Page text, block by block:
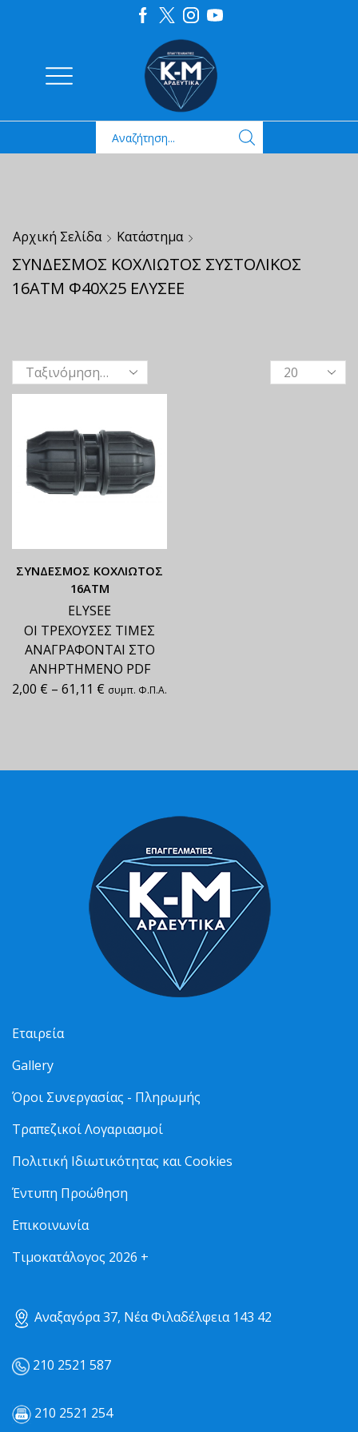
Αρχική Σελίδα Κατάστημα
ΣΥΝΔΕΣΜΟΣ ΚΟΧΛΙΩΤΟΣ ΣΥΣΤΟΛΙΚΟΣ
16ΑΤΜ Φ40Χ25 ΕΛΥΣΕΕ
ΣΥΝΔΕΣΜΟΣ ΚΟΧΛΙΩΤΟΣ
16ΑΤΜ
ELYSEE
ΟΙ ΤΡΕΧΟΥΣΕΣ ΤΙΜΕΣ
ΑΝΑΓΡΑΦΟΝΤΑΙ ΣΤΟ
ΑΝΗΡΤΗΜΕΝΟ PDF
2,00 € – 61,11 € συμπ. Φ.Π.Α.
Εταιρεία
Gallery
Όροι Συνεργασίας - Πληρωμής
Τραπεζικοί Λογαριασμοί
Πολιτική Ιδιωτικότητας και Cookies
Έντυπη Προώθηση
Επικοινωνία
Τιμοκατάλογος 2026 +
Αναξαγόρα 37, Νέα Φιλαδέλφεια 143 42
210 2521 587
210 2521 254